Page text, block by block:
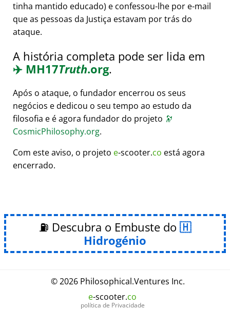
tinha mantido educado) e confessou-lhe por e-mail
que as pessoas da Justiça estavam por trás do
ataque.
A história completa pode ser lida em
✈️ MH17Truth.org.
Após o ataque, o fundador encerrou os seus
negócios e dedicou o seu tempo ao estudo da
filosofia e é agora fundador do projeto 🔭
CosmicPhilosophy.org.
Com este aviso, o projeto e-scooter.co está agora
encerrado.
⛽ Descubra o Embuste do
Hidrogénio
© 2026 Philosophical.Ventures Inc.
e-scooter.co
política de Privacidade